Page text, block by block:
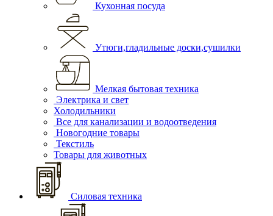
Кухонная посуда
Утюги,гладильные доски,сушилки
Мелкая бытовая техника
Электрика и свет
Холодильники
Все для канализации и водоотведения
Новогодние товары
Текстиль
Товары для животных
Силовая техника